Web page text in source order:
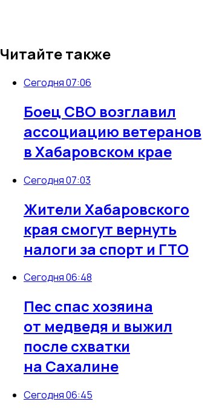
Читайте также
Сегодня 07:06
Боец СВО возглавил
ассоциацию ветеранов
в Хабаровском крае
Сегодня 07:03
Жители Хабаровского
края смогут вернуть
налоги за спорт и ГТО
Сегодня 06:48
Пес спас хозяина
от медведя и выжил
после схватки
на Сахалине
Сегодня 06:45